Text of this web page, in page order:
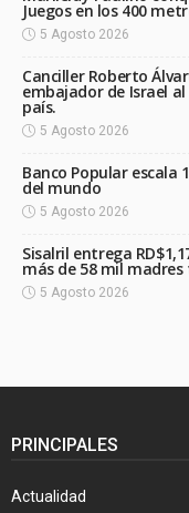
Juegos en los 400
5 Agosto 2026
Canciller Roberto
embajador de Israel
país.
5 Agosto 2026
Banco Popular escala
del mundo
5 Agosto 2026
Sisalril entrega
más de 58 mil
5 Agosto 2026
PRINCIPALES
Actualidad